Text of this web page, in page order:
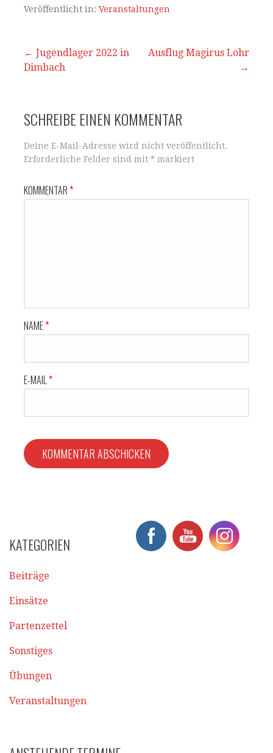
s
p
p
e
o
l
n
Veröffentlicht in: Veranstaltungen
Beitrags-
← Jugendlager 2022 in
Dimbach
Ausflug Magirus Lohr
→
SCHREIBE EINEN KOMMENTAR
Deine E-Mail-Adresse wird nicht veröffentlicht.
Erforderliche Felder sind mit * markiert
KOMMENTAR*
NAME*
E-MAIL*
KATEGORIEN
Beiträge
Einsätze
Partenzettel
Sonstiges
Übungen
Veranstaltungen